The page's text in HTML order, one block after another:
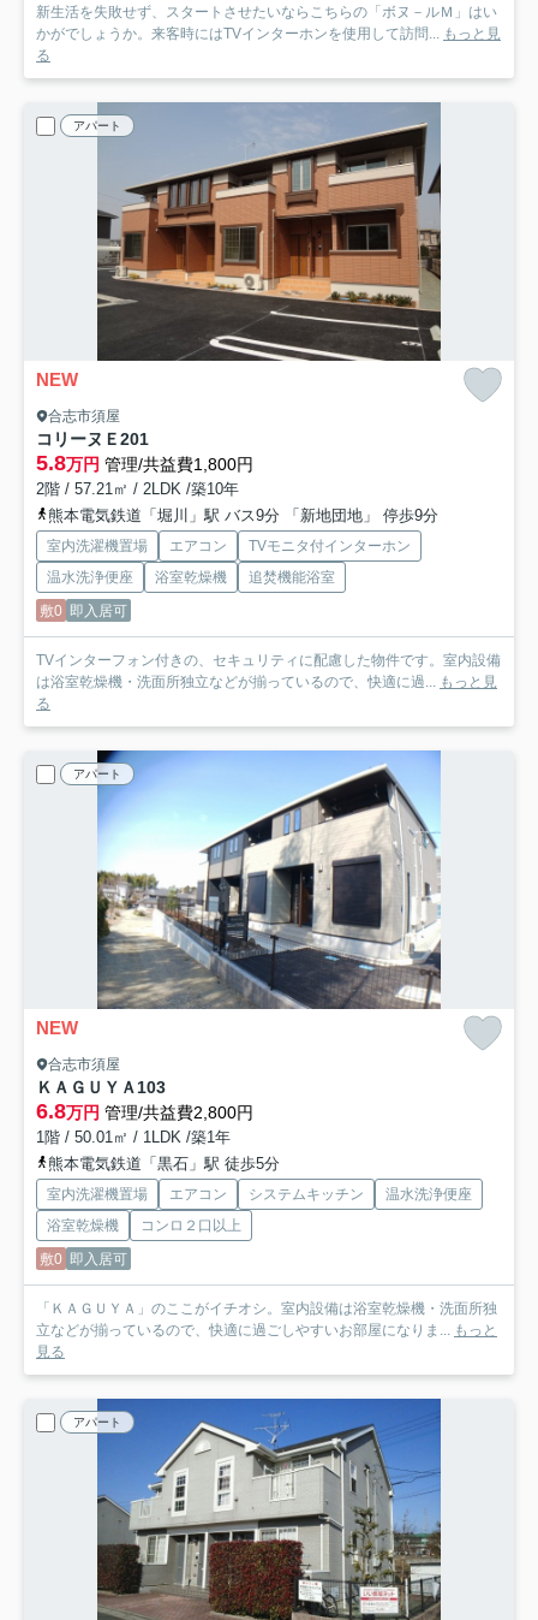
新生活を失敗せず、スタートさせたいならこちらの「ボヌ－ルＭ」はい
かがでしょうか。来客時にはTVインターホンを使用して訪問... もっと見
る
アパート
NEW
合志市須屋
コリーヌＥ201
5.8万円 管理/共益費1,800円
2階 / 57.21㎡ / 2LDK /築10年
熊本電気鉄道「堀川」駅 バス9分 「新地団地」 停歩9分
室内洗濯機置場 エアコン
TVモニタ付インターホン
温水洗浄便座
浴室乾燥機
追焚機能浴室
敷0 即入居可
TVインターフォン付きの、セキュリティに配慮した物件です。室内設備
は浴室乾燥機・洗面所独立などが揃っているので、快適に過... もっと見
る
アパート
NEW
合志市須屋
ＫＡＧＵＹＡ 103
6.8万円 管理/共益費2,800円
1階 / 50.01㎡ / 1LDK /築1年
熊本電気鉄道「黒石」駅 徒歩5分
室内洗濯機置場 エアコン システムキッチン
温水洗浄便座
浴室乾燥機
コンロ２口以上
敷0 即入居可
「ＫＡＧＵＹＡ」のここがイチオシ。室内設備は浴室乾燥機・洗面所独
立などが揃っているので、快適に過ごしやすいお部屋になりま... もっと
見る
アパート